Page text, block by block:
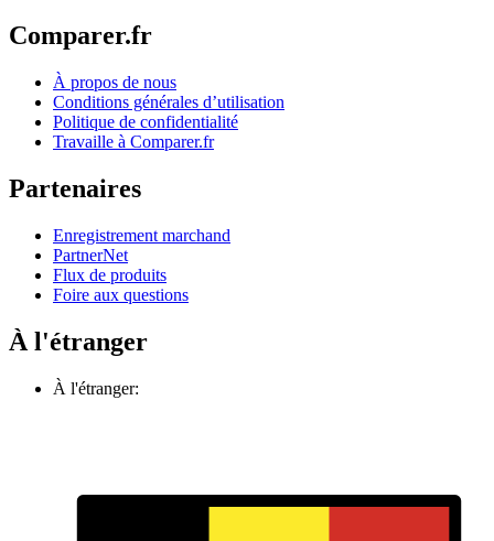
Comparer.fr
À propos de nous
Conditions générales d’utilisation
Politique de confidentialité
Travaille à Comparer.fr
Partenaires
Enregistrement marchand
PartnerNet
Flux de produits
Foire aux questions
À l'étranger
À l'étranger: